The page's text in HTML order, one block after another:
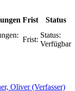
Frist
Status
Frist:
Status:
Verfügbar
Oliver (Verfasser)